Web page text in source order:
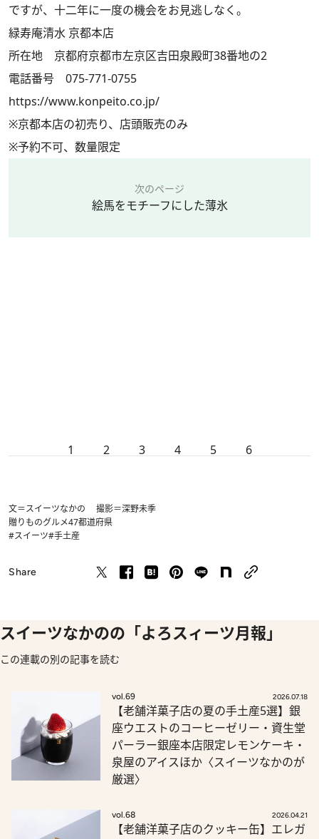
ですが、十二年に一度の機会をお見逃しなく。
緑寿庵清水 京都本店
所在地 京都府京都市左京区吉田泉殿町38番地の2
電話番号 075-771-0755
https://www.konpeito.co.jp/
※京都本店の初売り、店頭販売のみ
※予約不可、数量限定
次のページ
絵馬をモチーフにした薄氷
1 2 3 4 5 6
文＝スイーツなかの 撮影＝深野未季
贈りものグルメ47都道府県
#スイーツ#手土産
Share
スイーツなかのの「よろスィーツ月報」
この連載の別の記事を読む
vol.69 2026.07.18
【老舗洋菓子店の夏の手土産5選】銀
座ウエストのコーヒーゼリー・資生堂
パーラー銀座本店限定レモンケーキ・
泉屋のアイスほか〈スイーツなかのが
厳選〉
vol.68 2026.04.21
【老舗洋菓子店のクッキー缶】エレガ